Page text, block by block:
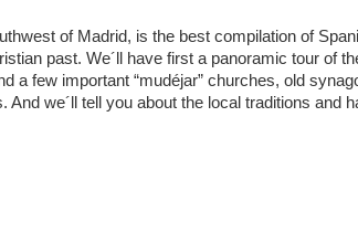
of Madrid, is the best compilation of
past. We´ll have first a panoramic tour of
a few important “mudéjar” churches, old
we´ll tell you about the local traditions and